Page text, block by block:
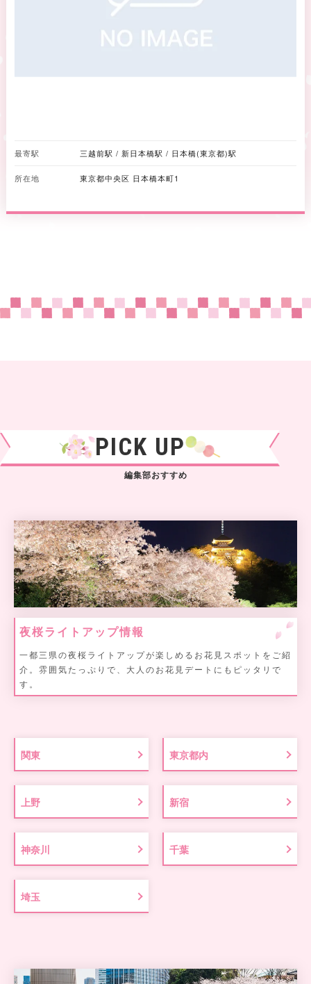
最寄駅 三越前駅 / 新日本橋駅 / 日本橋(東京都)駅
所在地 東京都中央区 日本橋本町1
PICK UP
編集部おすすめ
夜桜ライトアップ情報
一都三県の夜桜ライトアップが楽しめるお花見スポットをご紹
介。雰囲気たっぷりで、大人のお花見デートにもピッタリで
す。
関東 東京都内
上野 新宿
神奈川 千葉
埼玉